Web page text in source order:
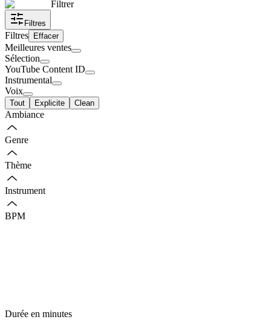
Filtrer
Filtres
Filtres Effacer
Meilleures ventes
Sélection
YouTube Content ID
Instrumental
Voix
Tout Explicite Clean
Ambiance
Genre
Thème
Instrument
BPM
Durée en minutes